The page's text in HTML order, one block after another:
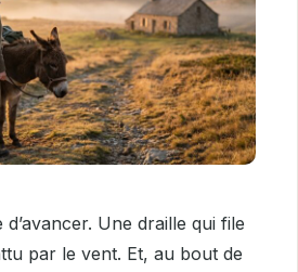
Une draille qui file
par le vent. Et, au bout de